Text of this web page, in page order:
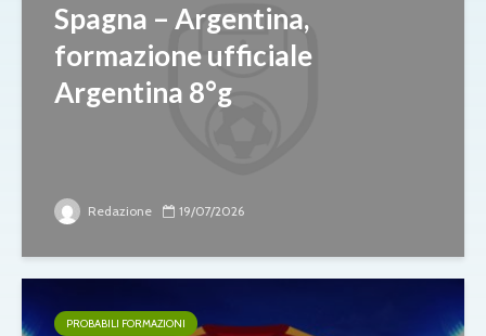
Spagna – Argentina,
formazione ufficiale
Argentina 8°g
Redazione 19/07/2026
PROBABILI FORMAZIONI